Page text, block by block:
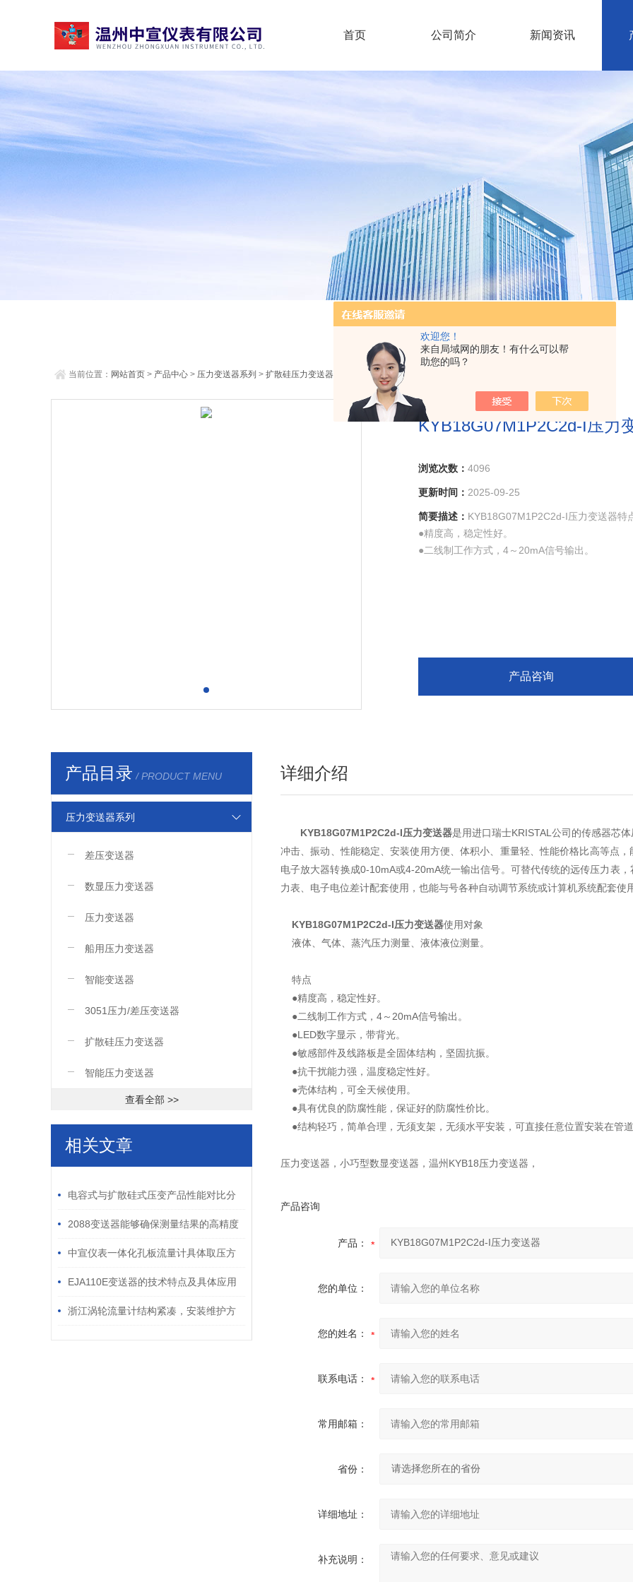
欢迎您！
来自局域网的朋友！有什么可以帮
助您的吗？
首页 公司简介 新闻资讯
当前位置： 网站首页 > 产品中心 > 压力变送器系列 > 扩散硅压力变送器 > KYB18G07M1P2C2d-I压力变送器
KYB18G07M1P2C2d-I压力
浏览次数： 4096
更新时间： 2025-09-25
简要描述： KYB18G07M1P2C2d-I压力变送器特
●精度高，稳定性好。
●二线制工作方式，4～20mA信号输出。
产品咨询
产品目录 / PRODUCT MENU
压力变送器系列
差压变送器
数显压力变送器
压力变送器
船用压力变送器
智能变送器
3051压力/差压变送器
扩散硅压力变送器
智能压力变送器
查看全部 >>
相关文章
电容式与扩散硅式压变产品性能对比分
析 2088变送器能够确保测量结果的高精度
和高稳定性
中宣仪表一体化孔板流量计具体取压方
法及步骤
EJA110E变送器的技术特点及具体应用
场景浙江涡轮流量计结构紧凑，安装维护方
详细介绍
KYB18G07M1P2C2d-I压力变送器是用进口瑞士KRISTAL公司的传感器芯
冲击、振动、性能稳定、安装使用方便、体积小、重量轻、性能价格比高等点
电子放大器转换成0-10mA或4-20mA统一输出信号。可替代传统的远传压力表
力表、电子电位差计配套使用，也能与号各种自动调节系统或计算机系统配套使
KYB18G07M1P2C2d-I压力变送器使用对象
液体、气体、蒸汽压力测量、液体液位测量。
特点
●精度高，稳定性好。
●二线制工作方式，4～20mA信号输出。
●LED数字显示，带背光。
●敏感部件及线路板是全固体结构，坚固抗振。
●抗干扰能力强，温度稳定性好。
●壳体结构，可全天候使用。
●具有优良的防腐性能，保证好的防腐性价比。
●结构轻巧，简单合理，无须支架，无须水平安装，可直接任意位置安装在管
压力变送器，小巧型数显变送器，温州KYB18压力变送器，
产品咨询
产品：
您的单位：
您的姓名：
联系电话：
常用邮箱：
省份：
详细地址：
补充说明：